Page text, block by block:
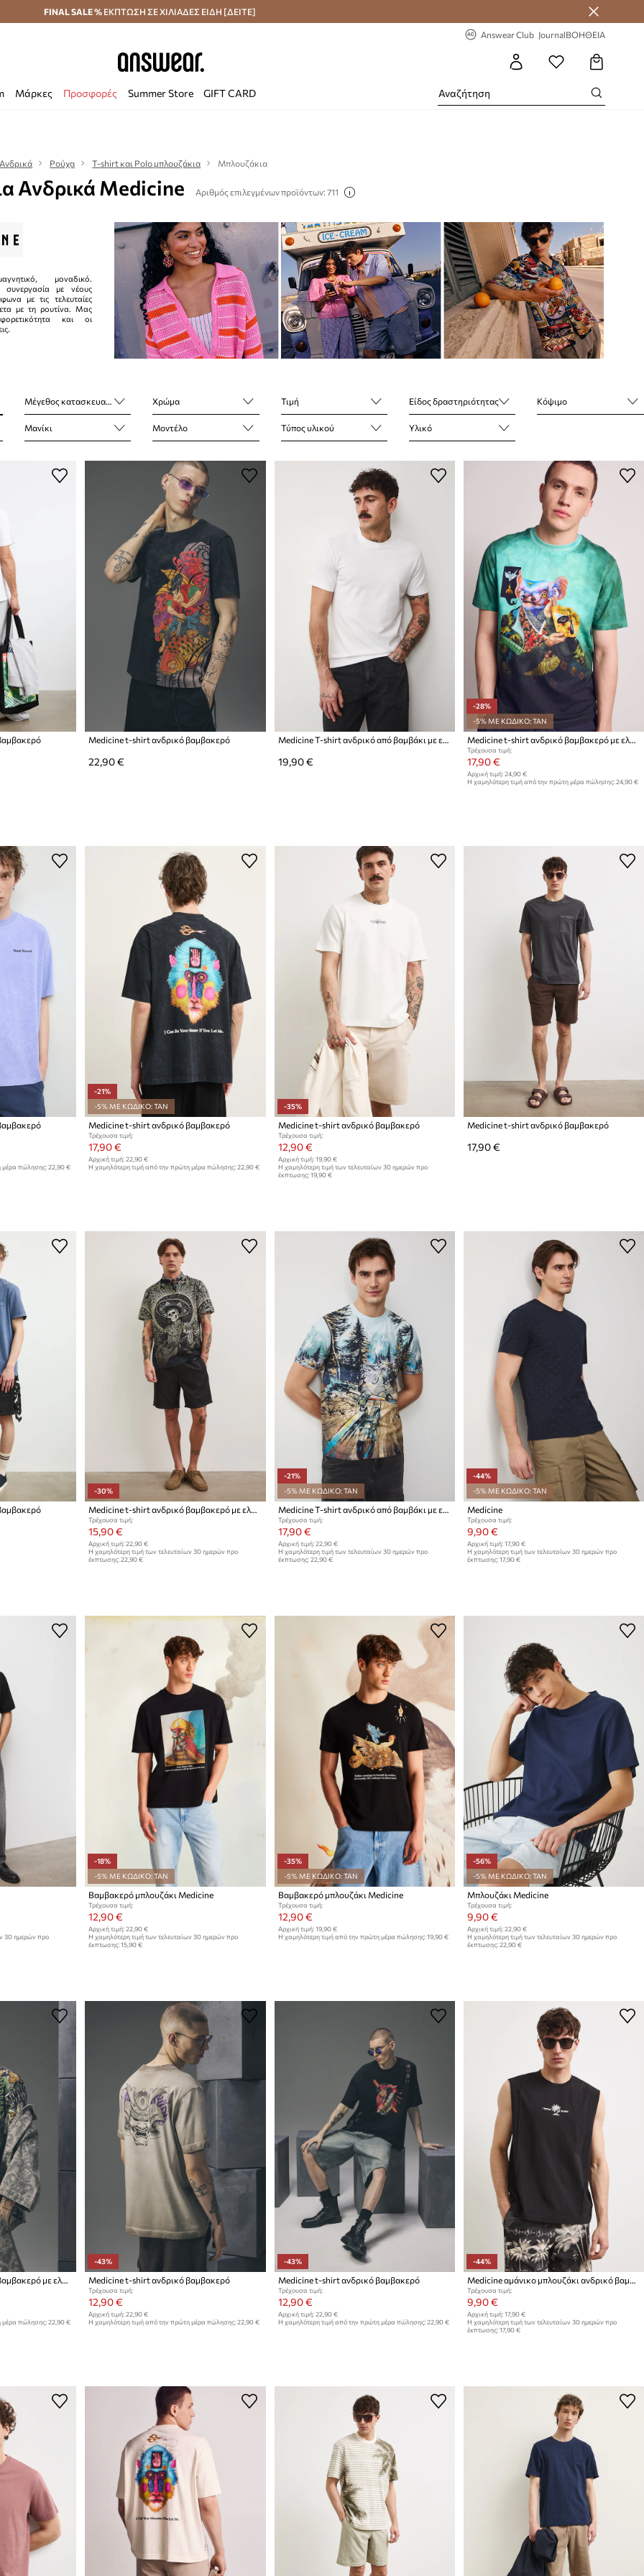
άνω των 70 € Αποστολή σε 24 ώρες Εξοικονομήστε με το Answear Club
FINAL SALE % ΕΚΠΤΩΣΗ ΣΕ ΧΙΛΙΑΔΕΣ ΕΙΔΗ [ΔΕΙΤΕ]
Answear Club JournalΒΟΗΘΕΙΑ
Μάρκες Προσφορές Summer Store GIFT CARD
Ανδρικά Ρούχα T-shirt και Polo μπλουζάκια Μπλουζάκια
Ανδρικά Medicine Αριθμός επιλεγμένων προϊόντων: 711
μοναδικό.
συνεργασία με νέους
με τις τελευταίες
με τη ρουτίνα. Μας
και οι
Μέγεθος κατασκευαστή Χρώμα Τιμή Είδος δραστηριότητας Κόψιμο
Μανίκι Μοντέλο Τύπος υλικού Υλικό
Medicine t-shirt ανδρικό βαμβακερό
22,90 €
Medicine T-shirt ανδρικό από βαμβάκι με ελαστάν
19,90 €
-28%
-5% ΜΕ ΚΩΔΙΚΟ: TAN
Medicine t-shirt ανδρικό βαμβακερό με ελαστάν
Τρέχουσα τιμή:
17,90 €
Αρχική τιμή: 24,90 €
Η χαμηλότερη τιμή από την πρώτη μέρα πώλησης: 24,90 €
μέρα πώλησης: 22,90 €
-21%
-5% ΜΕ ΚΩΔΙΚΟ: TAN
Medicine t-shirt ανδρικό βαμβακερό
Τρέχουσα τιμή:
17,90 €
Αρχική τιμή: 22,90 €
Η χαμηλότερη τιμή από την πρώτη μέρα πώλησης: 22,90 €
-35%
Medicine t-shirt ανδρικό βαμβακερό
Τρέχουσα τιμή:
12,90 €
Αρχική τιμή: 19,90 €
Η χαμηλότερη τιμή των τελευταίων 30 ημερών προ
έκπτωσης: 19,90 €
Medicine t-shirt ανδρικό βαμβακερό
17,90 €
-30%
Medicine t-shirt ανδρικό βαμβακερό με ελαστάν
Τρέχουσα τιμή:
15,90 €
Αρχική τιμή: 22,90 €
Η χαμηλότερη τιμή των τελευταίων 30 ημερών προ
έκπτωσης: 22,90 €
-21%
-5% ΜΕ ΚΩΔΙΚΟ: TAN
Medicine T-shirt ανδρικό από βαμβάκι με ελαστάν
Τρέχουσα τιμή:
17,90 €
Αρχική τιμή: 22,90 €
Η χαμηλότερη τιμή των τελευταίων 30 ημερών προ
έκπτωσης: 22,90 €
-44%
-5% ΜΕ ΚΩΔΙΚΟ: TAN
Medicine
Τρέχουσα τιμή:
9,90 €
Αρχική τιμή: 17,90 €
Η χαμηλότερη τιμή των τελευταίων 30 ημερών προ
έκπτωσης: 17,90 €
30 ημερών προ
-18%
-5% ΜΕ ΚΩΔΙΚΟ: TAN
Βαμβακερό μπλουζάκι Medicine
Τρέχουσα τιμή:
12,90 €
Αρχική τιμή: 22,90 €
Η χαμηλότερη τιμή των τελευταίων 30 ημερών προ
έκπτωσης: 15,90 €
-35%
-5% ΜΕ ΚΩΔΙΚΟ: TAN
Βαμβακερό μπλουζάκι Medicine
Τρέχουσα τιμή:
12,90 €
Αρχική τιμή: 19,90 €
Η χαμηλότερη τιμή από την πρώτη μέρα πώλησης: 19,90 €
-56%
-5% ΜΕ ΚΩΔΙΚΟ: TAN
Μπλουζάκι Medicine
Τρέχουσα τιμή:
9,90 €
Αρχική τιμή: 22,90 €
Η χαμηλότερη τιμή των τελευταίων 30 ημερών προ
έκπτωσης: 22,90 €
μέρα πώλησης: 22,90 €
-43%
Medicine t-shirt ανδρικό βαμβακερό
Τρέχουσα τιμή:
12,90 €
Αρχική τιμή: 22,90 €
Η χαμηλότερη τιμή από την πρώτη μέρα πώλησης: 22,90 €
-43%
Medicine t-shirt ανδρικό βαμβακερό
Τρέχουσα τιμή:
12,90 €
Αρχική τιμή: 22,90 €
Η χαμηλότερη τιμή από την πρώτη μέρα πώλησης: 22,90 €
-44%
Τρέχουσα τιμή:
9,90 €
Αρχική τιμή: 17,90 €
Η χαμηλότερη τιμή των τελευταίων 30 ημερών προ
έκπτωσης: 17,90 €